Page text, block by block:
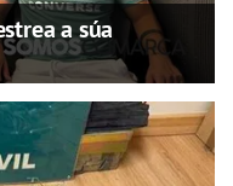
a súa